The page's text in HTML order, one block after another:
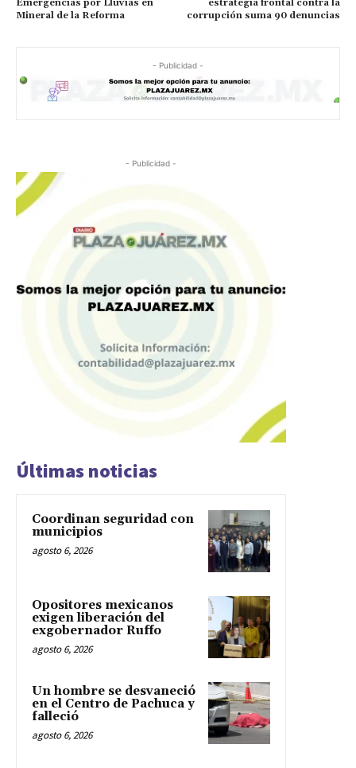
Emergencias por Lluvias en
Mineral de la Reforma
estrategia frontal contra la
corrupción suma 90 denuncias
- Publicidad -
- Publicidad -
Últimas noticias
Coordinan seguridad con
municipios
agosto 6, 2026
Opositores mexicanos
exigen liberación del
exgobernador Ruffo
agosto 6, 2026
Un hombre se desvaneció
en el Centro de Pachuca y
falleció
agosto 6, 2026